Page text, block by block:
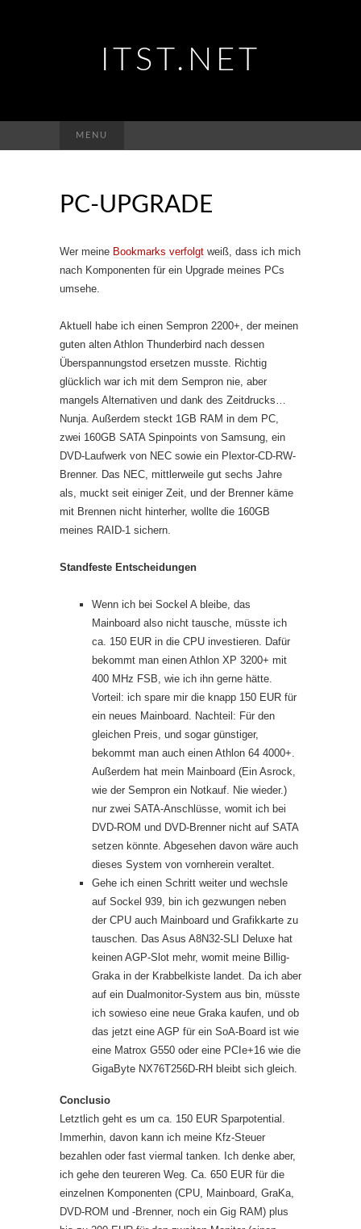
ITST.NET
MENU
nach:
PC-UPGRADE
Wer meine Bookmarks verfolgt weiß, dass ich mich
nach Komponenten für ein Upgrade meines PCs
umsehe.
Aktuell habe ich einen Sempron 2200+, der meinen
guten alten Athlon Thunderbird nach dessen
Überspannungstod ersetzen musste. Richtig
glücklich war ich mit dem Sempron nie, aber
mangels Alternativen und dank des Zeitdrucks…
Nunja. Außerdem steckt 1GB RAM in dem PC,
zwei 160GB SATA Spinpoints von Samsung, ein
DVD-Laufwerk von NEC sowie ein Plextor-CD-RW-
Brenner. Das NEC, mittlerweile gut sechs Jahre
als, muckt seit einiger Zeit, und der Brenner käme
mit Brennen nicht hinterher, wollte die 160GB
meines RAID-1 sichern.
Standfeste Entscheidungen
Wenn ich bei Sockel A bleibe, das
Mainboard also nicht tausche, müsste ich
ca. 150 EUR in die CPU investieren. Dafür
bekommt man einen Athlon XP 3200+ mit
400 MHz FSB, wie ich ihn gerne hätte.
Vorteil: ich spare mir die knapp 150 EUR für
ein neues Mainboard. Nachteil: Für den
gleichen Preis, und sogar günstiger,
bekommt man auch einen Athlon 64 4000+.
Außerdem hat mein Mainboard (Ein Asrock,
wie der Sempron ein Notkauf. Nie wieder.)
nur zwei SATA-Anschlüsse, womit ich bei
DVD-ROM und DVD-Brenner nicht auf SATA
setzen könnte. Abgesehen davon wäre auch
dieses System von vornherein veraltet.
Gehe ich einen Schritt weiter und wechsle
auf Sockel 939, bin ich gezwungen neben
der CPU auch Mainboard und Grafikkarte zu
tauschen. Das Asus A8N32-SLI Deluxe hat
keinen AGP-Slot mehr, womit meine Billig-
Graka in der Krabbelkiste landet. Da ich aber
auf ein Dualmonitor-System aus bin, müsste
ich sowieso eine neue Graka kaufen, und ob
das jetzt eine AGP für ein SoA-Board ist wie
eine Matrox G550 oder eine PCIe+16 wie die
GigaByte NX76T256D-RH bleibt sich gleich.
Conclusio
Letztlich geht es um ca. 150 EUR Sparpotential.
Immerhin, davon kann ich meine Kfz-Steuer
bezahlen oder fast viermal tanken. Ich denke aber,
ich gehe den teureren Weg. Ca. 650 EUR für die
einzelnen Komponenten (CPU, Mainboard, GraKa,
DVD-ROM und -Brenner, noch ein Gig RAM) plus